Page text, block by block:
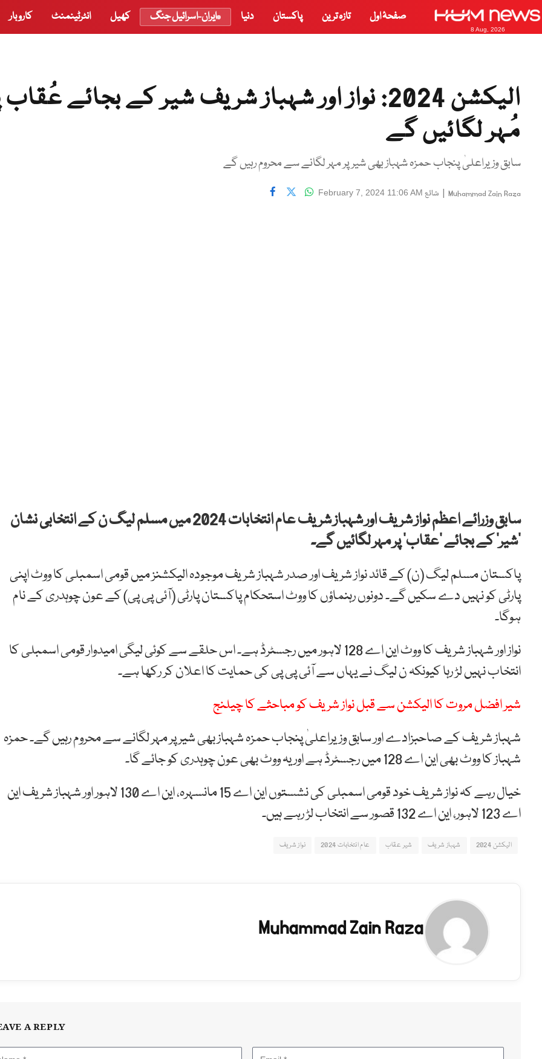
8 Aug, 2026
صفحۂ اول تازہ ترین پاکستان دنیا ایران-اسرائیل جنگ کھیل انٹرٹینمنٹ کاروبار
الیکشن 2024: نواز اور شہباز شریف شیر کے بجائے
مُہر لگائیں گے
سابق وزیراعلیٰ پنجاب حمزہ شہباز بھی شیر پر مہر لگانے سے محروم رہیں گے
Muhammad Zain Raza
| شائع February 7, 2024 11:06 AM
سابق وزرائے اعظم نواز شریف اور شہباز شریف عام انتخابات 2024 میں مسلم لیگ ن کے انتخابی نشان
‘شیر’ کے بجائے ‘عقاب’ پر مہر لگائیں گے۔
پاکستان مسلم لیگ (ن) کے قائد نواز شریف اور صدر شہباز شریف موجودہ الیکشنز میں قومی اسمبلی کا ووٹ اپنی
پارٹی کو نہیں دے سکیں گے۔ دونوں رہنماؤں کا ووٹ استحکام پاکستان پارٹی (آئی پی پی) کے عون چوہدری کے نام
ہوگا۔
نواز اور شہباز شریف کا ووٹ این اے 128 لاہور میں رجسٹرڈ ہے۔ اس حلقے سے کوئی لیگی امیدوار قومی اسمبلی کا
انتخاب نہیں لڑ رہا کیونکہ ن لیگ نے یہاں سے آئی پی پی کی حمایت کا اعلان کر رکھا ہے۔
شیر افضل مروت کا الیکشن سے قبل نواز شریف کو مباحثے کا چیلنج
شہباز شریف کے صاحبزادے اور سابق وزیراعلیٰ پنجاب حمزہ شہباز بھی شیر پر مہر لگانے سے محروم رہیں گے۔ حمزہ
شہباز کا ووٹ بھی این اے 128 میں رجسٹرڈ ہے اور یہ ووٹ بھی عون چوہدری کو جائے گا۔
خیال رہے کہ نواز شریف خود قومی اسمبلی کی نشستوں این اے 15 مانسہرہ، این اے 130 لاہور اور شہباز شریف این
اے 123 لاہور، این اے 132 قصور سے انتخاب لڑ رہے ہیں۔
الیکشن 2024 شہباز شریف شیر عقاب عام انتخابات 2024 نواز شریف
Muhammad Zain Raza
A REPLY